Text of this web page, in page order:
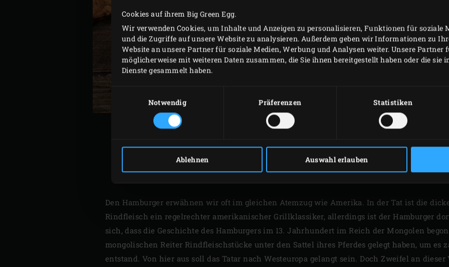
Cookies auf ihrem Big Green Egg.
Wir verwenden Cookies, um Inhalte und Anzeigen zu personalisieren, Funktionen für soziale
und die Zugriffe auf unsere Website zu analysieren. Außerdem geben wir Informationen zu
Website an unsere Partner für soziale Medien, Werbung und Analysen weiter. Unsere
möglicherweise mit weiteren Daten zusammen, die Sie ihnen bereitgestellt haben oder die sie
Dienste gesammelt haben.
Notwendig
Präferenzen Statistiken
Ablehnen Auswahl erlauben
knurrendes
Knurrhahn ist
wunderbar auf dem Big
ziemlich feste, weiße
leicht süßlich,
Knurrhahn einmal auf
Knurrhahn ist von Juli
DIE ENTSTEHUNG DES
Den Hamburger erwähnen wir oft im gleichen Atemzug wie Amerika. In der Tat ist die
Rindfleisch ein regelrechter amerikanischer Grillklassiker, allerdings ist der Hamburger
sich, dass die Geschichte des Hamburgers im 13. Jahrhundert im Reich der Mongolen
mongolischen Reiter Rindfleischstücke unter den Sattel ihres Pferdes gelegt haben, um es
entstand. Von hier aus soll das Tatar nach Westeuropa gelangt sein. Doch Zweifel an dieser